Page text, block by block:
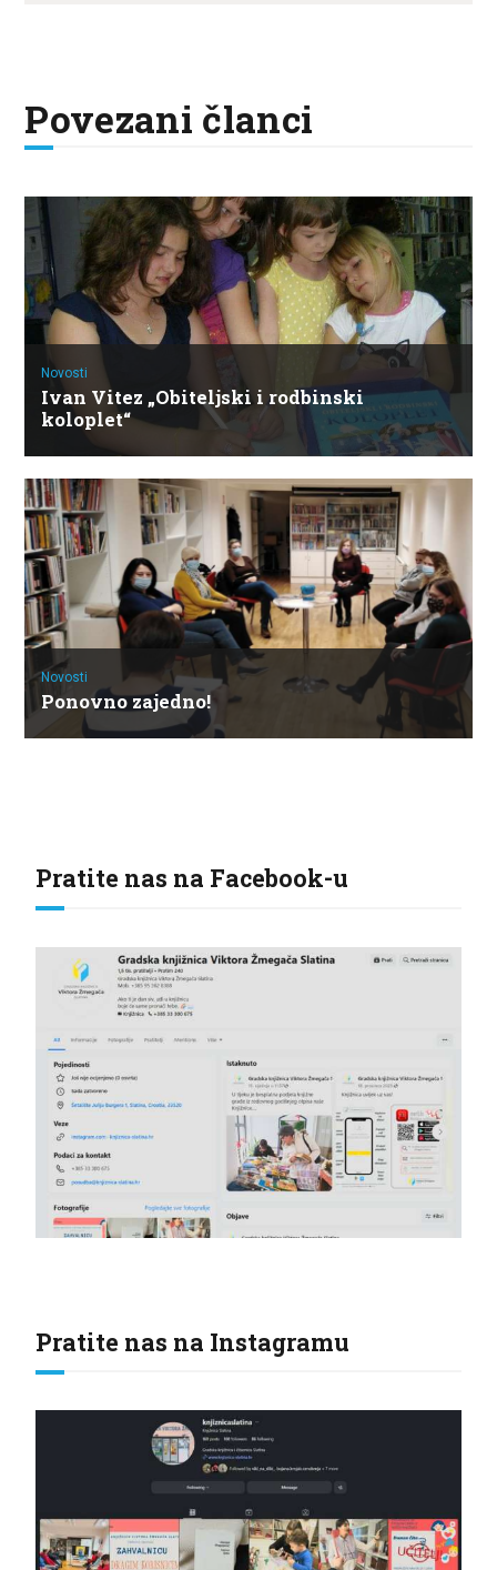
Povezani članci
Novosti
Ivan Vitez „Obiteljski i rodbinski
koloplet“
Novosti
Ponovno zajedno!
Pratite nas na Facebook-u
Pratite nas na Instagramu